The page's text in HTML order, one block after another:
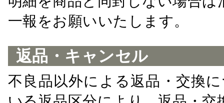
一報をお願いいたします。
返品・キャンセル
不良品以外による返品・交換